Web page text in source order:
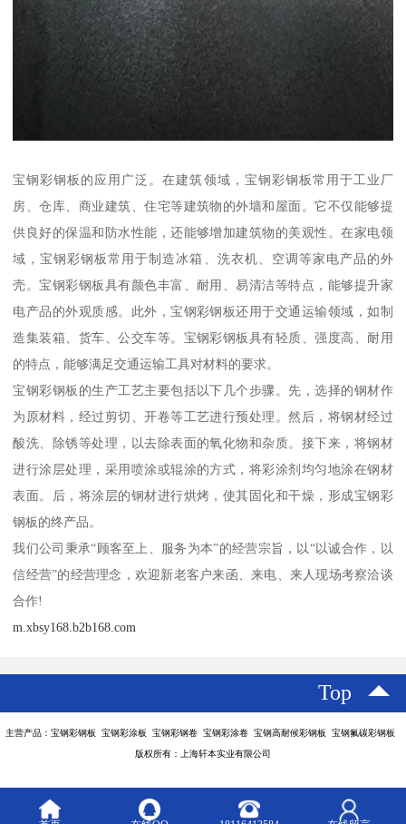
宝钢彩钢板的应用广泛。在建筑领域，宝钢彩钢板常用于工业厂
房、仓库、商业建筑、住宅等建筑物的外墙和屋面。它不仅能够提
供良好的保温和防水性能，还能够增加建筑物的美观性。在家电领
域，宝钢彩钢板常用于制造冰箱、洗衣机、空调等家电产品的外
壳。宝钢彩钢板具有颜色丰富、耐用、易清洁等特点，能够提升家
电产品的外观质感。此外，宝钢彩钢板还用于交通运输领域，如制
造集装箱、货车、公交车等。宝钢彩钢板具有轻质、强度高、耐用
的特点，能够满足交通运输工具对材料的要求。
宝钢彩钢板的生产工艺主要包括以下几个步骤。先，选择的钢材作
为原材料，经过剪切、开卷等工艺进行预处理。然后，将钢材经过
酸洗、除锈等处理，以去除表面的氧化物和杂质。接下来，将钢材
进行涂层处理，采用喷涂或辊涂的方式，将彩涂剂均匀地涂在钢材
表面。后，将涂层的钢材进行烘烤，使其固化和干燥，形成宝钢彩
钢板的终产品。
我们公司秉承“顾客至上、服务为本”的经营宗旨，以“以诚合作，以
信经营”的经营理念，欢迎新老客户来函、来电、来人现场考察洽谈
合作!
m.xbsy168.b2b168.com
Top
主营产品：宝钢彩钢板 宝钢彩涂板 宝钢彩钢卷 宝钢彩涂卷 宝钢高耐候彩钢板 宝钢氟碳彩钢板
版权所有：上海轩本实业有限公司